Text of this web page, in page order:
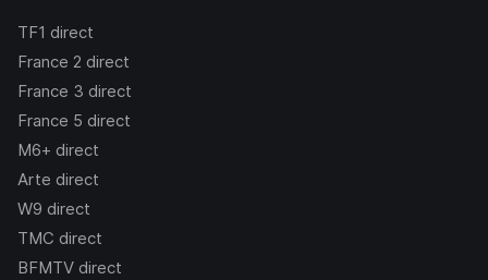
TF1 direct
France 2 direct
France 3 direct
France 5 direct
M6+ direct
Arte direct
W9 direct
TMC direct
BFMTV direct